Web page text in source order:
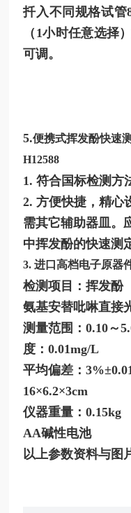
扦入不同规格试管
（1小时任意选择
可调。
5.便携式挥发酚快速
H12588
1. 符合国标检测方
2. 方便快捷，精心
需其它辅助器皿。
中挥发酚的快速测
3. 进口高档电子原器
检测项目：
氨基安替吡啉直接
测量范围：0.10～
度：0.01mg/L
平均偏差：
16×6.2×3cm
仪器重量：
AA碱性电池
以上参数资料与图